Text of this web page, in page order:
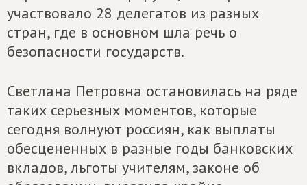
участвовало 28 делегатов из разных
стран, где в основном шла речь о
безопасности государств.
Светлана Петровна остановилась на ряде
таких серьезных моментов, которые
сегодня волнуют россиян, как выплаты
обесцененных в разные годы банковских
вкладов, льготы учителям, законе об